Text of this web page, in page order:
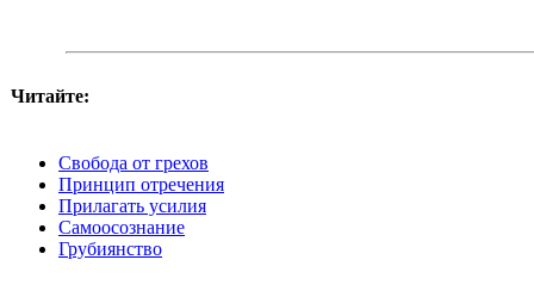
Читайте:
Свобода от грехов
Принцип отречения
Прилагать усилия
Самоосознание
Грубиянство